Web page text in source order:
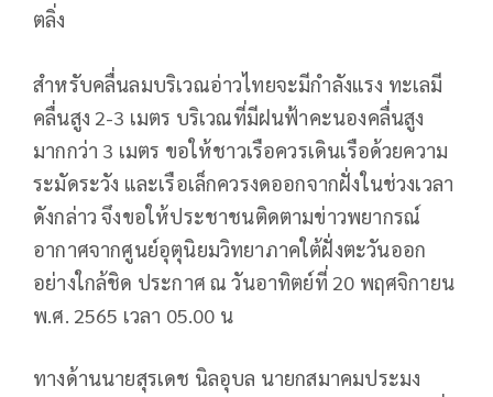
ตลิ่ง
สําหรับคลื่นลมบริเวณอ่าวไทยจะมีกําลังแรง ทะเลมี
คลื่นสูง 2-3 เมตร บริเวณที่มีฝนฟ้าคะนองคลื่นสูง
มากกว่า 3 เมตร ขอให้ชาวเรือควรเดินเรือด้วยความ
ระมัดระวัง และเรือเล็กควรงดออกจากฝั่งในช่วงเวลา
ดังกล่าว จึงขอให้ประชาชนติดตามข่าวพยากรณ์
อากาศจากศูนย์อุตุนิยมวิทยาภาคใต้ฝั่งตะวันออก
อย่างใกล้ชิด ประกาศ ณ วันอาทิตย์ที่ 20 พฤศจิกายน
พ.ศ. 2565 เวลา 05.00 น
ทางด้านนายสุรเดช นิลอุบล นายกสมาคมประมง